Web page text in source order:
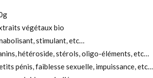
végétaux bio
stimulant, etc…
hétéroside, stérols, oligo-éléments, etc…
pénis, faiblesse sexuelle, impuissance, etc…